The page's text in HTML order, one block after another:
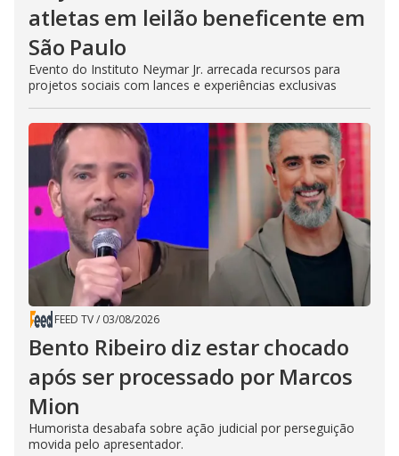
atletas em leilão beneficente em
São Paulo
Evento do Instituto Neymar Jr. arrecada recursos para
projetos sociais com lances e experiências exclusivas
FEED TV/ 03/08/2026
Bento Ribeiro diz estar chocado
após ser processado por Marcos
Mion
Humorista desabafa sobre ação judicial por perseguição
movida pelo apresentador.